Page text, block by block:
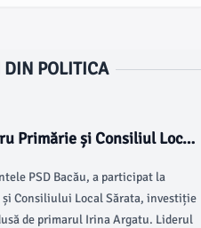
DIN POLITICA
Primărie și Consiliul Local.
PSD Bacău, a participat la
Consiliului Local Sărata, investiție
de primarul Irina Argatu. Liderul